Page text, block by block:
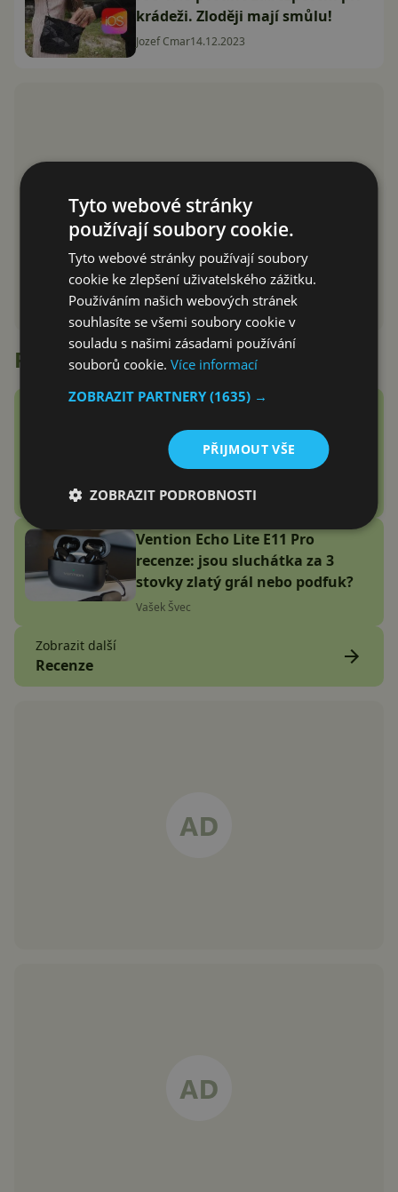
krádeži. Zloději mají smůlu!
Jozef Cmar14.12.2023
Recenze
Google Fitbit Air recenze:
Náramek bez displeje je přesně
to zařízení, které jsem
potřeboval
Adam Kurfürst
Vention Echo Lite E11 Pro
recenze: jsou sluchátka za 3
stovky zlatý grál nebo podfuk?
Vašek Švec
Zobrazit další
Recenze
Tyto webové stránky
používají soubory cookie.
Tyto webové stránky používají soubory
cookie ke zlepšení uživatelského zážitku.
Používáním našich webových stránek
souhlasíte se všemi soubory cookie v
souladu s našimi zásadami používání
souborů cookie.Více informací
ZOBRAZIT PARTNERY(1635) →
PŘIJMOUT VŠE
ZOBRAZIT PODROBNOSTI